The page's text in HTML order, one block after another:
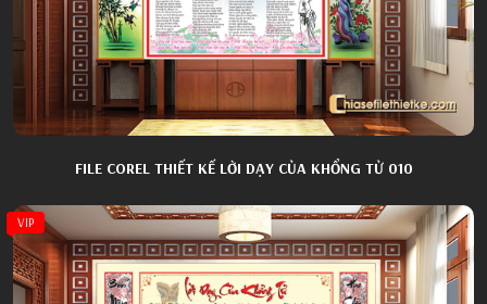
FILE COREL THIẾT KẾ LỜI DẠY CỦA KHỔNG TỬ 010
VIP